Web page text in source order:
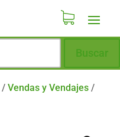
Buscar
/Vendas y Vendajes /